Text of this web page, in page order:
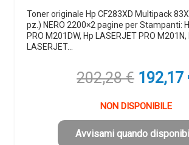
Toner originale Hp CF283XD Multipack
pz.) NERO 2200×2 pagine per Stampanti:
PRO M201DW, Hp LASERJET PRO M201N,
LASERJET…
202,28€ Il
originale
era:
202,28
192,17
NON DISPONIBILE
Avvisami quando